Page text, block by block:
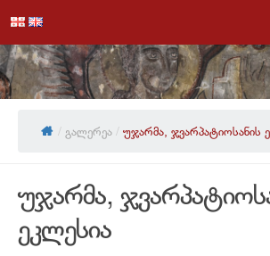
Skip to content
/ გალერეა / უჯარმა, ჯვარპატიოსანის
უჯარმა,
ეკლესია